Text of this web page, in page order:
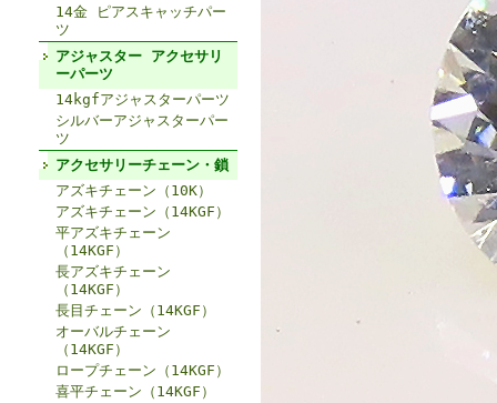
14金 ピアスキャッチパー
ツ
アジャスター アクセサリ
ーパーツ
14kgfアジャスターパーツ
シルバーアジャスターパー
ツ
アクセサリーチェーン・鎖
アズキチェーン（10K）
アズキチェーン（14KGF）
平アズキチェーン
（14KGF）
長アズキチェーン
（14KGF）
長目チェーン（14KGF）
オーバルチェーン
（14KGF）
ロープチェーン（14KGF）
喜平チェーン（14KGF）